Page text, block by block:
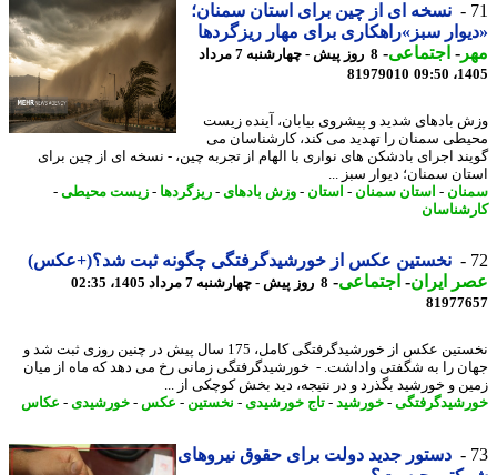
نسخه ای از چین برای استان سمنان؛
سبز»راهکاری برای مهار ریزگردها
-اجتماعی-
8 روز پیش - چهارشنبه 7 مرداد
81979010
بادهای شدید و پیشروی بیابان، آینده زیست
سمنان را تهدید می کند، کارشناسان می
اجرای بادشکن های نواری با الهام از تجربه چین، - نسخه ای از چین برای
سمنان؛ دیوار سبز ...
-استان سمنان-استان-وزش بادهای-ریزگردها-زیست محیطی-
نخستین عکس از خورشیدگرفتگی چگونه ثبت شد؟(+عکس)
ایران- اجتماعی-8 روز پیش - چهارشنبه 7 مرداد 1405، 02:35
نخستین عکس از خورشیدگرفتگی کامل، 175 سال پیش در چنین روزی ثبت شد و
را به شگفتی واداشت. - خورشیدگرفتگی زمانی رخ می دهد که ماه از میان
و خورشید بگذرد و در نتیجه، دید بخش کوچکی از ...
-خورشید -تاج خورشیدی-نخستین-عکس-خورشیدی-عکاس
دستور جدید دولت برای حقوق نیروهای